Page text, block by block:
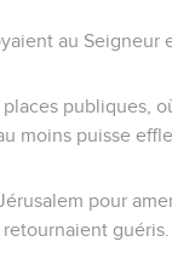
au Seigneur
publiques,
moins puisse
pour
guéris.